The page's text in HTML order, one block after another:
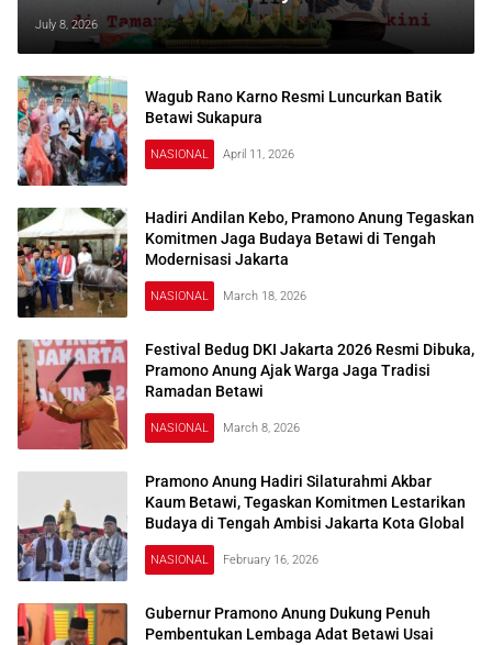
Jakarta Menuju Kota Global
July 8, 2026
Wagub Rano Karno Resmi Luncurkan Batik
Betawi Sukapura
NASIONAL April 11, 2026
Hadiri Andilan Kebo, Pramono Anung Tegaskan
Komitmen Jaga Budaya Betawi di Tengah
Modernisasi Jakarta
NASIONAL March 18, 2026
Festival Bedug DKI Jakarta 2026 Resmi Dibuka,
Pramono Anung Ajak Warga Jaga Tradisi
Ramadan Betawi
NASIONAL March 8, 2026
Pramono Anung Hadiri Silaturahmi Akbar
Kaum Betawi, Tegaskan Komitmen Lestarikan
Budaya di Tengah Ambisi Jakarta Kota Global
NASIONAL February 16, 2026
Gubernur Pramono Anung Dukung Penuh
Pembentukan Lembaga Adat Betawi Usai